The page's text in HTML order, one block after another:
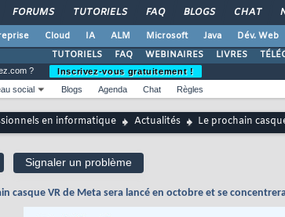
FORUMS TUTORIELS FAQ BLOGS CHAT
Cloud IA ALM Microsoft Java Dév. Web
TUTORIELS
FAQ WEBINAIRES LIVRES
?
Inscrivez-vous gratuitement !
social Blogs Agenda Chat Règles
en informatique Actualités Le prochain
Signaler un problème
casque VR de Meta sera lancé en octobre et se